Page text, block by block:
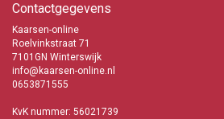
Contactgegevens
Kaarsen-online
Roelvinkstraat 71
7101GN Winterswijk
info@kaarsen-online.nl
0653871555
KvK nummer: 56021739